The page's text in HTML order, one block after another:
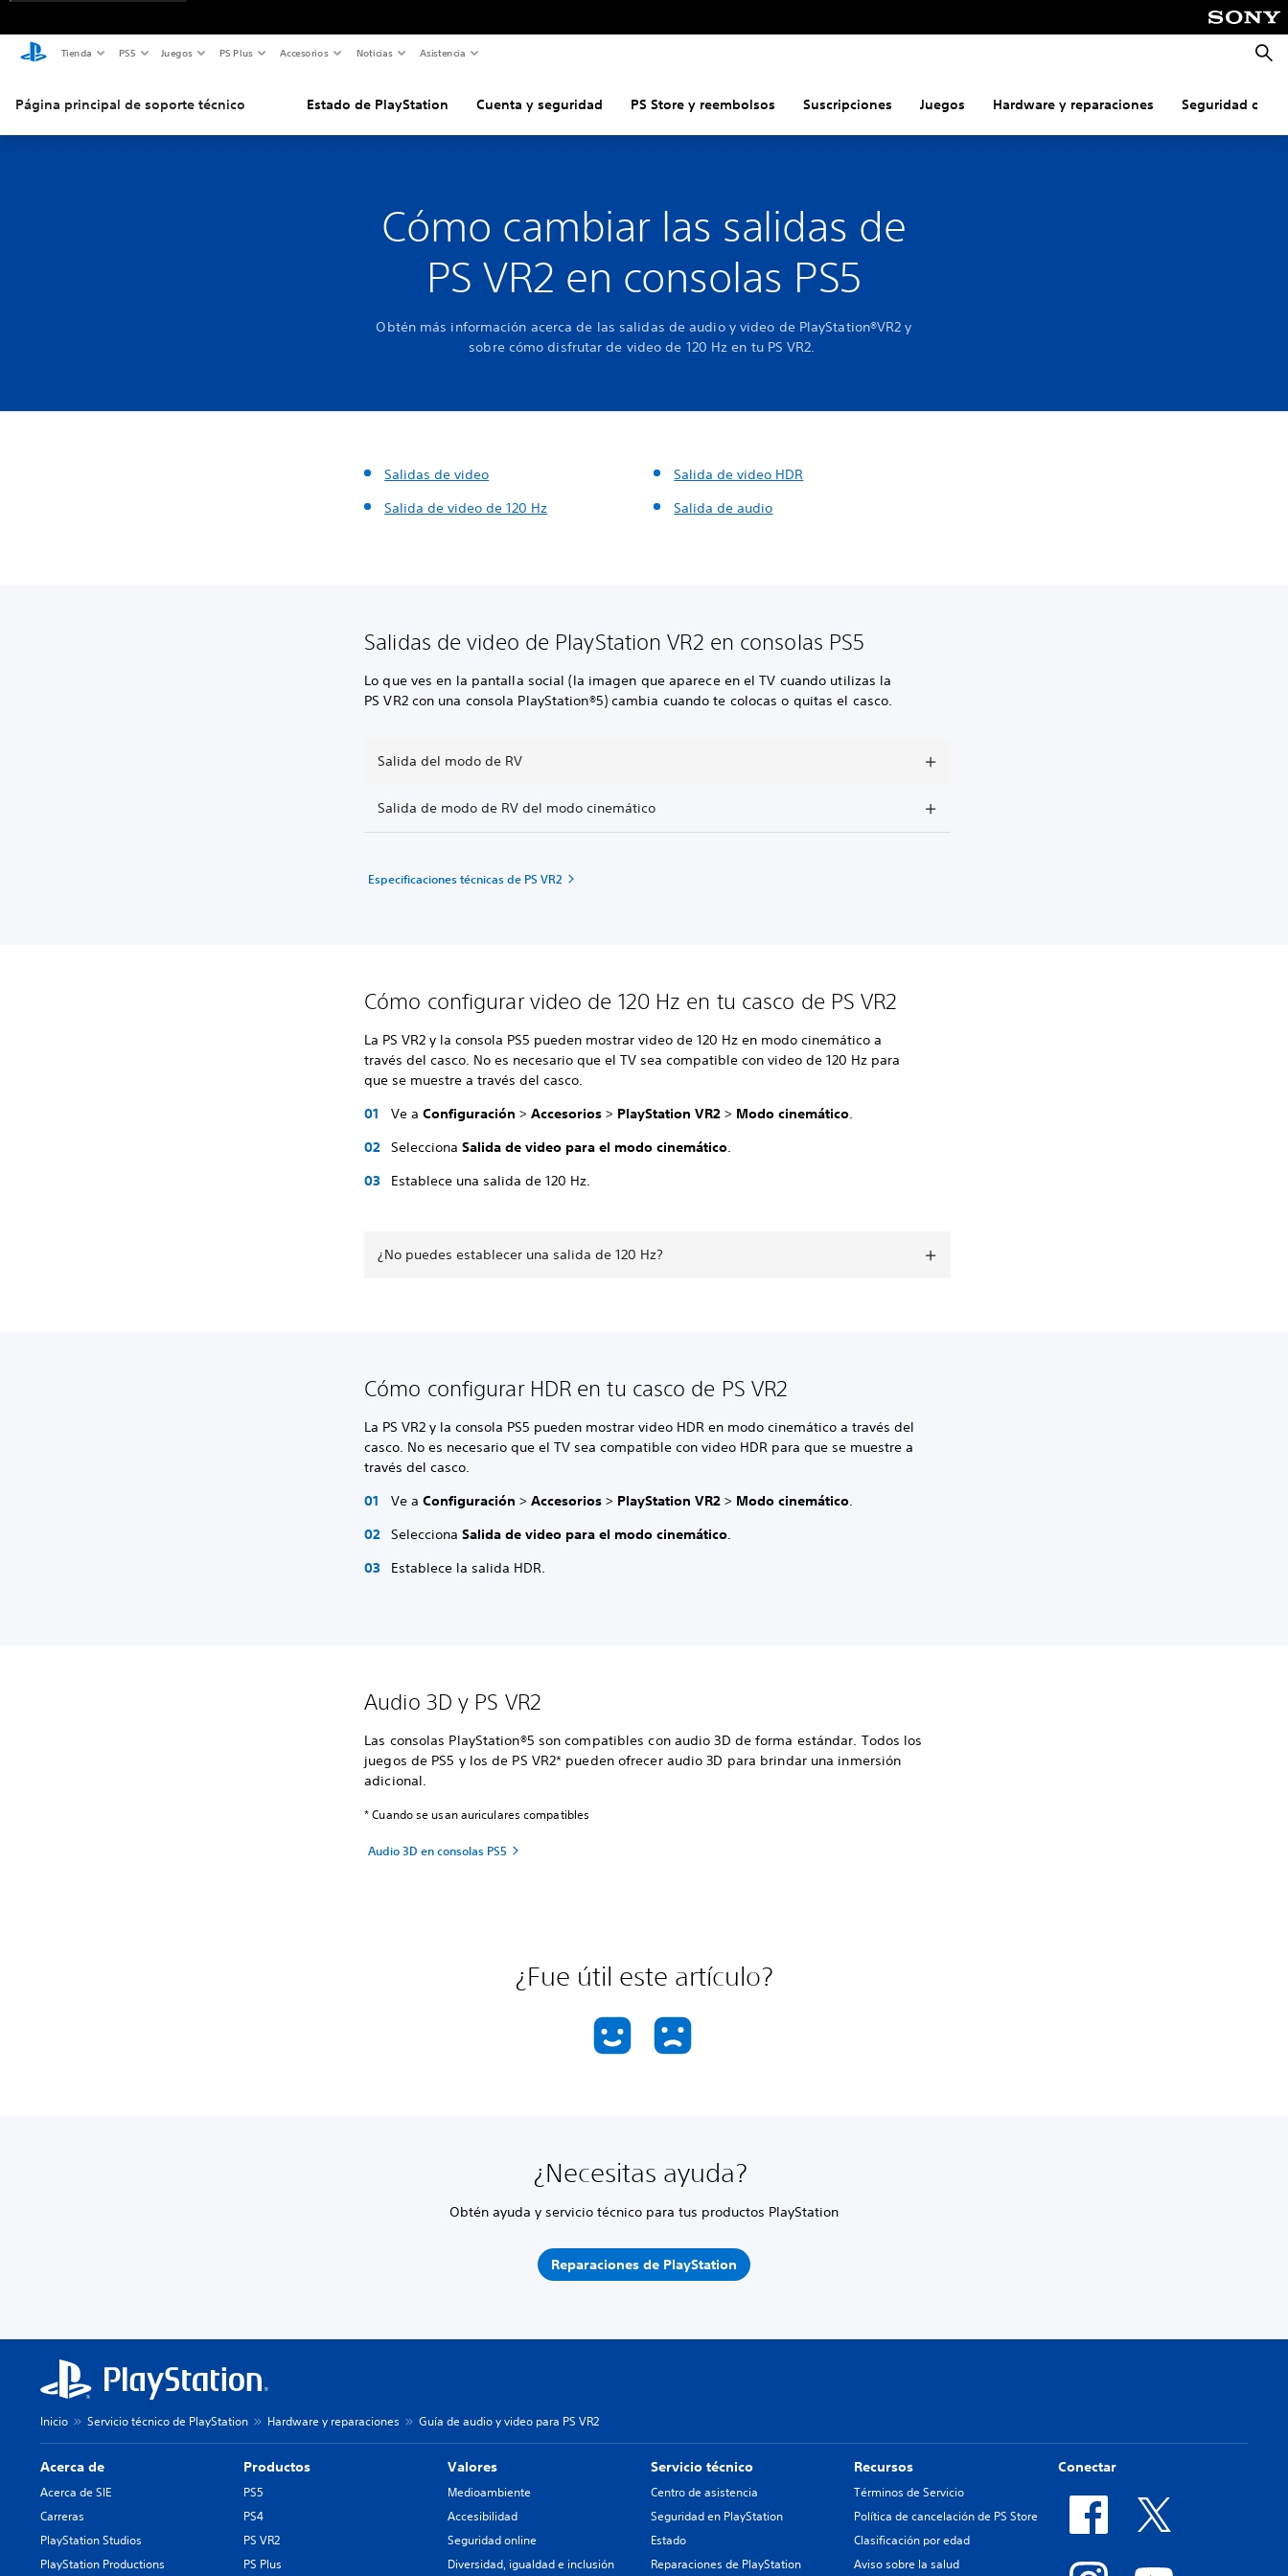
Tienda PS5 Juegos PS Plus Accesorios Noticias Asistencia
Página principal de soporte técnico Estado de PlayStation Cuenta y seguridad PS Store y reembolsos Suscripciones Juegos Hardware y reparaciones Seguridad
Cómo cambiar las salidas de
PS VR2 en consolas PS5
Obtén más información acerca de las salidas de audio y video de PlayStation®VR2 y
sobre cómo disfrutar de video de 120 Hz en tu PS VR2.
Salidas de video
Salida de video de 120 Hz
Salida de video HDR
Salida de audio
Salidas de video de PlayStation VR2 en consolas PS5
Lo que ves en la pantalla social (la imagen que aparece en el TV cuando utilizas la
PS VR2 con una consola PlayStation®5) cambia cuando te colocas o quitas el casco.
Salida del modo de RV
Salida de modo de RV del modo cinemático
Especificaciones técnicas de PS VR2
Cómo configurar video de 120 Hz en tu casco de PS VR2
La PS VR2 y la consola PS5 pueden mostrar video de 120 Hz en modo cinemático a
través del casco. No es necesario que el TV sea compatible con video de 120 Hz para
que se muestre a través del casco.
Ve aConfiguración >Accesorios > PlayStation VR2 > Modo cinemático.
SeleccionaSalida de video para el modo cinemático.
Establece una salida de 120 Hz.
¿No puedes establecer una salida de 120 Hz?
Cómo configurar HDR en tu casco de PS VR2
La PS VR2 y la consola PS5 pueden mostrar video HDR en modo cinemático a través del
casco. No es necesario que el TV sea compatible con video HDR para que se muestre a
través del casco.
Ve aConfiguración >Accesorios > PlayStation VR2 > Modo cinemático.
SeleccionaSalida de video para el modo cinemático.
Establece la salida HDR.
Audio 3D y PS VR2
Las consolas PlayStation®5 son compatibles con audio 3D de forma estándar. Todos los
juegos de PS5 y los de PS VR2* pueden ofrecer audio 3D para brindar una inmersión
adicional.
* Cuando se usan auriculares compatibles
Audio 3D en consolas PS5
¿Fue útil este artículo?
¿Necesitas ayuda?
Obtén ayuda y servicio técnico para tus productos PlayStation
Reparaciones de PlayStation
Inicio Servicio técnico de PlayStation Hardware y reparaciones Guía de audio y video para PS VR2
Acerca de
Acerca de SIE
Carreras
PlayStation Studios
PlayStation Productions
Productos
PS5
PS4
PS VR2
PS Plus
Valores
Medioambiente
Accesibilidad
Seguridad online
Diversidad, igualdad e inclusión
Servicio técnico
Centro de asistencia
Seguridad en PlayStation
Estado
Reparaciones de PlayStation
Recursos
Términos de Servicio
Política de cancelación de PS Store
Clasificación por edad
Aviso sobre la salud
Conectar